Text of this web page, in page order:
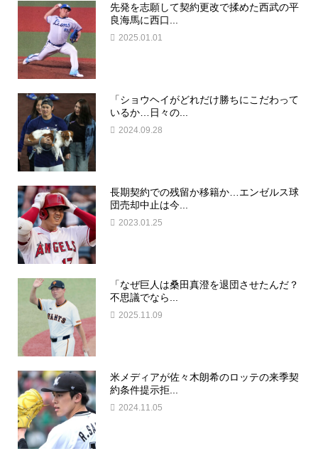
先発を志願して契約更改で揉めた西武の平
良海馬に西口...
2025.01.01
「ショウヘイがどれだけ勝ちにこだわって
いるか…日々の...
2024.09.28
長期契約での残留か移籍か…エンゼルス球
団売却中止は今...
2023.01.25
「なぜ巨人は桑田真澄を退団させたんだ？
不思議でなら...
2025.11.09
米メディアが佐々木朗希のロッテの来季契
約条件提示拒...
2024.11.05